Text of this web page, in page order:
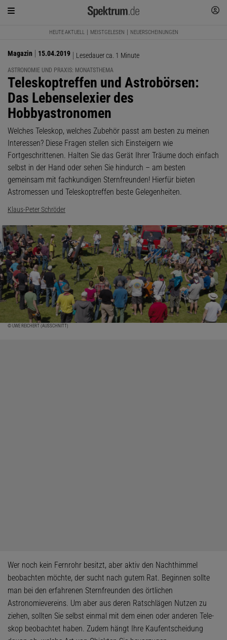
HEUTE AKTUELL MEISTGELESEN NEUERSCHEINUNGEN
Magazin 15.04.2019 Lesedauer ca. 1 Minute
ASTRONOMIE UND PRAXIS: MONATSTHEMA
:
Teleskoptreffen und Astrobörsen:
Das Lebenselexier des
Hobbyastronomen
Welches Teleskop, welches Zubehör passt am besten zu meinen
Interessen? Diese Fragen stellen sich Einsteigern wie
Fortgeschrittenen. Halten Sie das Gerät Ihrer Träume doch einfach
selbst in der Hand oder sehen Sie hindurch – am besten
gemeinsam mit fachkundigen Sternfreunden! Hierfür bieten
Astromessen und Teleskoptreffen beste Gelegenheiten.
Klaus-Peter Schröder
© UWE REICHERT (AUSSCHNITT)
Wer noch kein Fernrohr besitzt, aber aktiv den Nachthimmel
beobachten möchte, der sucht nach gutem Rat. Beginnen sollte
man bei den erfahrenen Sternfreunden des örtlichen
Astronomievereins. Um aber aus deren Ratschlägen Nutzen zu
ziehen, sollten Sie selbst einmal mit dem einen oder anderen Tele­
skop beobachtet haben. Zudem hängt Ihre Kaufentscheidung